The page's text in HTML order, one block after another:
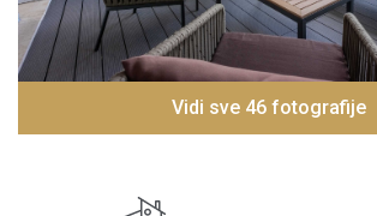
Vidi sve 46 fotografije